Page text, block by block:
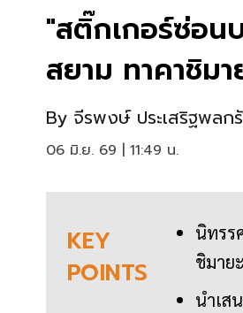
"สติ๊กเกอร์ซ่อน
สยาม ทาคาชิมา
By จีรพงษ์ ประเสริฐพลก
06 มิ.ย. 69 | 11:49 น.
KEY
POINTS
นิทรร
ชิมาย
นำเส